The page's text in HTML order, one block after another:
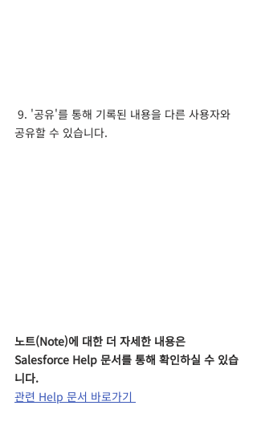
공유할 수 있습니다.
노트(Note)에 대한 더 자세한 내용은
Salesforce Help 문서를 통해 확인하실 수 있습
니다.
관련 Help 문서 바로가기